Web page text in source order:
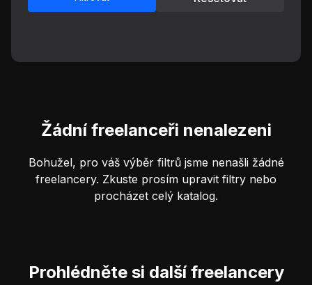
Žádní freelanceři nenalezeni
Bohužel, pro váš výběr filtrů jsme nenašli žádné
freelancery. Zkuste prosím upravit filtry nebo
procházet celý katalog.
Prohlédněte si další freelancery